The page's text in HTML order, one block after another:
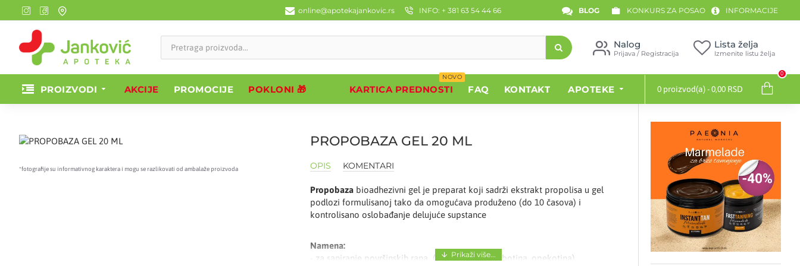
online@apotekajankovic.rs INFO: + 381 63 54 44 66 BLOG KONKURS ZA POSAO INFORMACIJE
Nalog
Prijava / Registracija
Lista želja
Izmenite listu želja
PROIZVODI AKCIJE PROMOCIJE POKLONI 🎁 KARTICA PREDNOSTI
NOVO
FAQ KONTAKT APOTEKE 0 proizvod(a) - 0,00 RSD
0
*fotografije su informativnog karaktera i mogu se razlikovati od ambalaže proizvoda
PROPOBAZA GEL 20 ML
OPIS KOMENTARI
Propobaza bioadhezivni gel je preparat koji sadrži ekstrakt propolisa u gel
podlozi formulisanoj tako da omogućava produženo (do 10 časova) i
kontrolisano oslobađanje delujuće supstance
Namena:
- za saniranje površinskih rana (posekotina, ogrebotina, opekotina)